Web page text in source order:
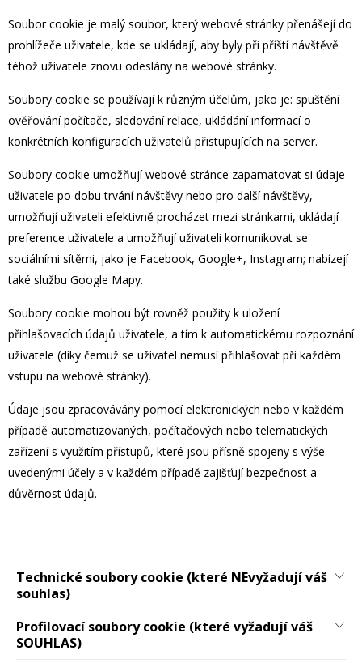
Soubor cookie je malý soubor, který webové stránky přenášejí do
prohlížeče uživatele, kde se ukládají, aby byly při příští návštěvě
téhož uživatele znovu odeslány na webové stránky.
Soubory cookie se používají k různým účelům, jako je: spuštění
ověřování počítače, sledování relace, ukládání informací o
konkrétních konfiguracích uživatelů přistupujících na server.
Soubory cookie umožňují webové stránce zapamatovat si údaje
uživatele po dobu trvání návštěvy nebo pro další návštěvy,
umožňují uživateli efektivně procházet mezi stránkami, ukládají
preference uživatele a umožňují uživateli komunikovat se
sociálními sítěmi, jako je Facebook, Google+, Instagram; nabízejí
také službu Google Mapy.
Soubory cookie mohou být rovněž použity k uložení
přihlašovacích údajů uživatele, a tím k automatickému rozpoznání
uživatele (díky čemuž se uživatel nemusí přihlašovat při každém
vstupu na webové stránky).
Údaje jsou zpracovávány pomocí elektronických nebo v každém
případě automatizovaných, počítačových nebo telematických
zařízení s využitím přístupů, které jsou přísně spojeny s výše
uvedenými účely a v každém případě zajišťují bezpečnost a
důvěrnost údajů.
Technické soubory cookie (které NEvyžadují váš
souhlas)
Profilovací soubory cookie (které vyžadují váš
SOUHLAS)